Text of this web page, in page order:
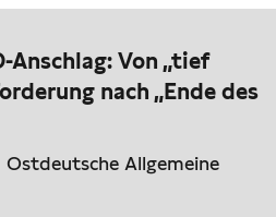
Anschlag: Von „tief
nach „Ende des
Ostdeutsche Allgemeine